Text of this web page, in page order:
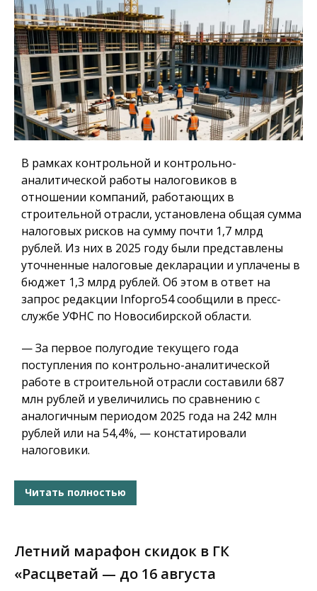
В рамках контрольной и контрольно-
аналитической работы налоговиков в
отношении компаний, работающих в
строительной отрасли, установлена общая сумма
налоговых рисков на сумму почти 1,7 млрд
рублей. Из них в 2025 году были представлены
уточненные налоговые декларации и уплачены в
бюджет 1,3 млрд рублей. Об этом в ответ на
запрос редакции Infopro54 сообщили в пресс-
службе УФНС по Новосибирской области.
— За первое полугодие текущего года
поступления по контрольно-аналитической
работе в строительной отрасли составили 687
млн рублей и увеличились по сравнению с
аналогичным периодом 2025 года на 242 млн
рублей или на 54,4%, — констатировали
налоговики.
Читать полностью
Летний марафон скидок в ГК
«Расцветай — до 16 августа